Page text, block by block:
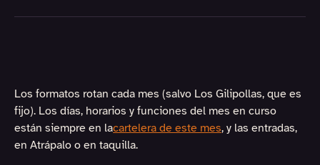
Los formatos rotan cada mes (salvo Los Gilipollas, que es
fijo). Los días, horarios y funciones del mes en curso
están siempre en lacartelera de este mes, y las entradas,
en Atrápalo o en taquilla.